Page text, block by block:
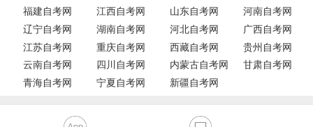
福建自考网
江西自考网 山东自考网
河南自考网
辽宁自考网
湖南自考网 河北自考网
广西自考网
江苏自考网
重庆自考网 西藏自考网
贵州自考网
云南自考网
四川自考网 内蒙古自考网
甘肃自考网
青海自考网
宁夏自考网 新疆自考网